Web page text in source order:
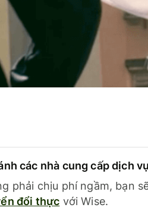
các nhà cung cấp dịch
phải chịu phí ngầm, bạn
đổi thực với Wise.